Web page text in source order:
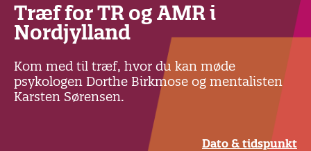
Træf for TR og AMR i
Nordjylland
Kom med til træf, hvor du kan møde
psykologen Dorthe Birkmose og mentalisten
Karsten Sørensen.
Dato & tidspunkt